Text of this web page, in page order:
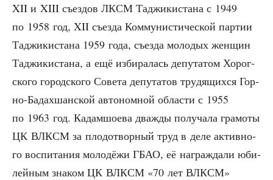
XII и XIII съез­дов ЛКСМ Таджи­ки­ста­на с 1949
по 1958 год, XII съез­да Ком­му­ни­сти­че­ской пар­тии
Таджи­ки­ста­на 1959 года, съез­да моло­дых жен­щин
Таджи­ки­ста­на, а ещё изби­ра­лась депу­та­том Хорог­
ско­го город­ско­го Сове­та депу­та­тов тру­дя­щих­ся Гор­
но-Бадах­шан­ской авто­ном­ной обла­сти с 1955
по 1963 год. Кадам­шо­е­ва два­жды полу­ча­ла гра­мо­ты
ЦК ВЛКСМ за пло­до­твор­ный труд в деле актив­но­
го вос­пи­та­ния моло­дё­жи ГБАО, её награж­да­ли юби­
лей­ным зна­ком ЦК ВЛКСМ «70 лет ВЛКСМ»